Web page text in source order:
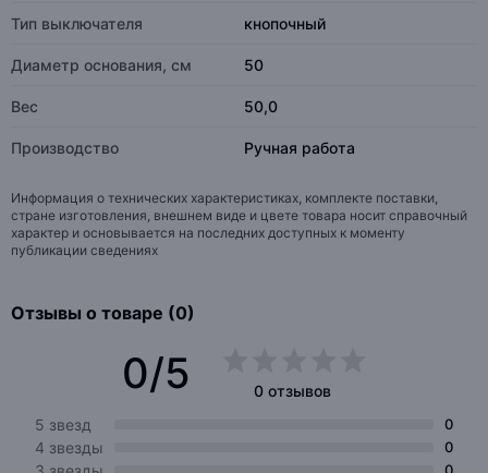
Тип выключателя кнопочный
Диаметр основания, см 50
Вес 50,0
Производство Ручная работа
Информация о технических характеристиках, комплекте поставки,
стране изготовления, внешнем виде и цвете товара носит справочный
характер и основывается на последних доступных к моменту
публикации сведениях
Отзывы о товаре (0)
0/5
0 отзывов
5 звезд
0
4 звезды 0